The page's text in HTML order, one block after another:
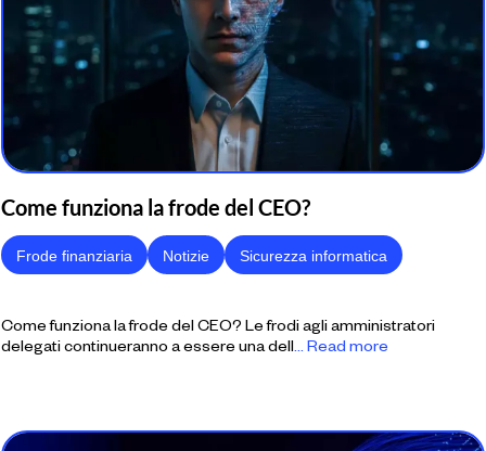
Come funziona la frode del CEO?
Frode finanziaria Notizie Sicurezza informatica
Come funziona la frode del CEO? Le frodi agli amministratori
delegati continueranno a essere una dell... Read more